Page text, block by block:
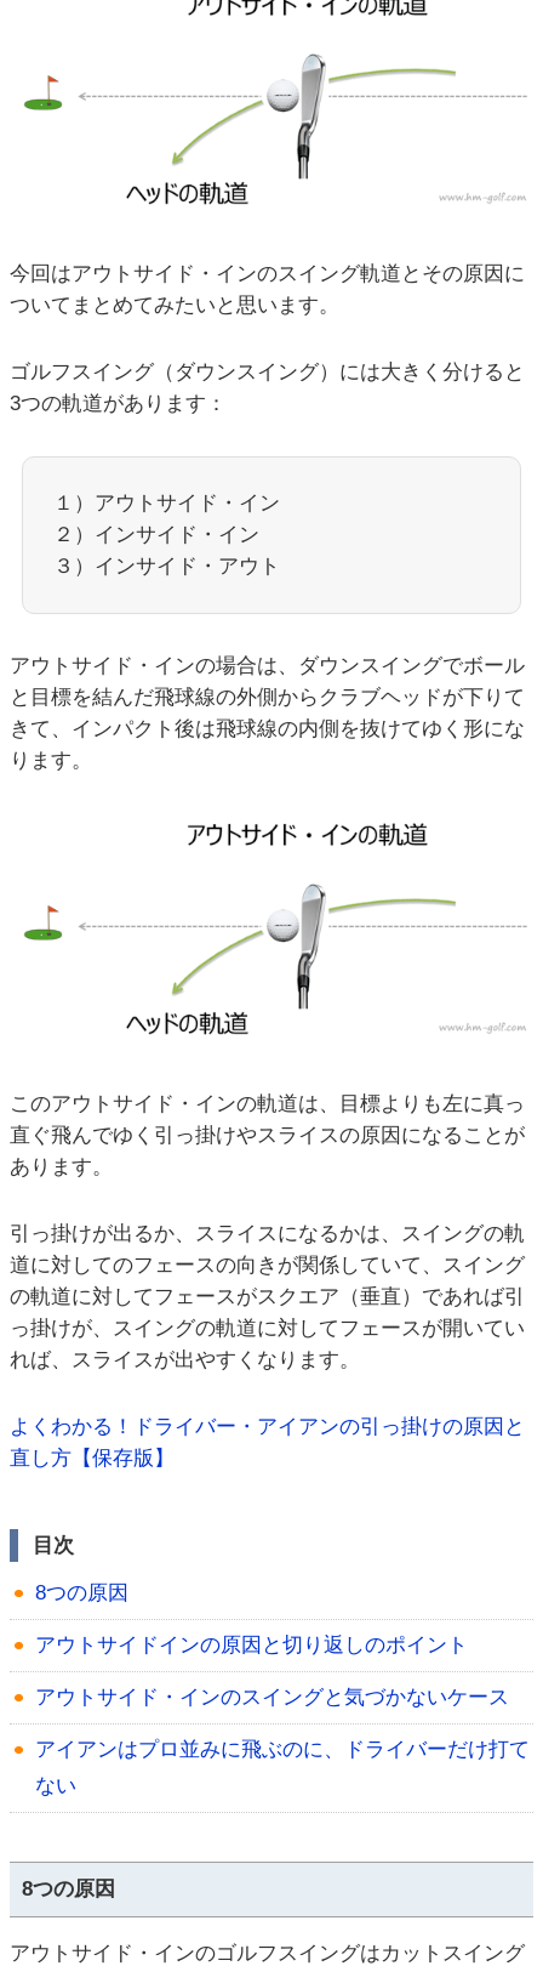
今回はアウトサイド・インのスイング軌道とその原因に
ついてまとめてみたいと思います。
ゴルフスイング（ダウンスイング）には大きく分けると
3つの軌道があります：
１）アウトサイド・イン
２）インサイド・イン
３）インサイド・アウト
アウトサイド・インの場合は、ダウンスイングでボール
と目標を結んだ飛球線の外側からクラブヘッドが下りて
きて、インパクト後は飛球線の内側を抜けてゆく形にな
ります。
このアウトサイド・インの軌道は、目標よりも左に真っ
直ぐ飛んでゆく引っ掛けやスライスの原因になることが
あります。
引っ掛けが出るか、スライスになるかは、スイングの軌
道に対してのフェースの向きが関係していて、スイング
の軌道に対してフェースがスクエア（垂直）であれば引
っ掛けが、スイングの軌道に対してフェースが開いてい
れば、スライスが出やすくなります。
よくわかる！ドライバー・アイアンの引っ掛けの原因と
直し方【保存版】
目次
8つの原因
アウトサイドインの原因と切り返しのポイント
アウトサイド・インのスイングと気づかないケース
アイアンはプロ並みに飛ぶのに、ドライバーだけ打て
ない
8つの原因
アウトサイド・インのゴルフスイングはカットスイング